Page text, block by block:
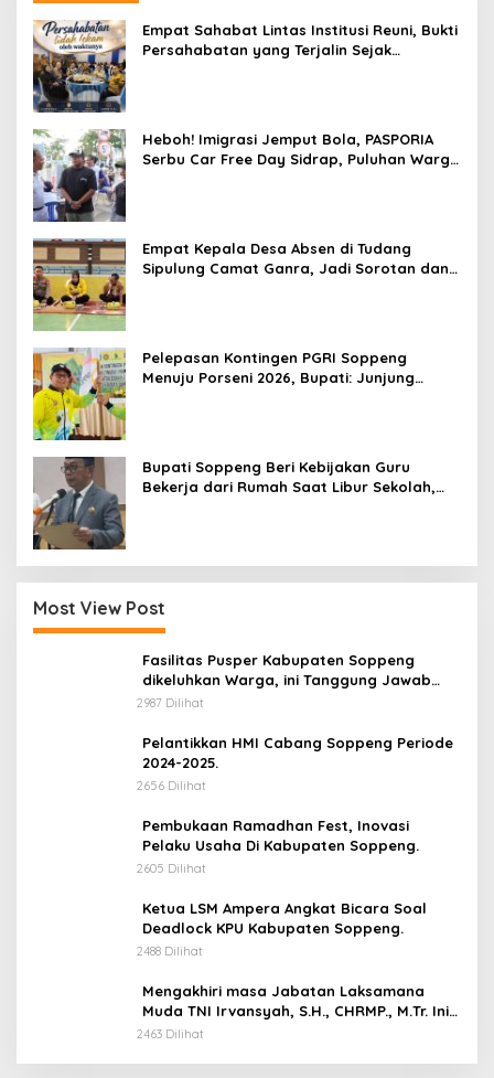
Empat Sahabat Lintas Institusi Reuni, Bukti
Persahabatan yang Terjalin Sejak
Heboh! Imigrasi Jemput Bola, PASPORIA
Serbu Car Free Day Sidrap, Puluhan Warga
Empat Kepala Desa Absen di Tudang
Sipulung Camat Ganra, Jadi Sorotan dan
Pelepasan Kontingen PGRI Soppeng
Menuju Porseni 2026, Bupati: Junjung
Bupati Soppeng Beri Kebijakan Guru
Bekerja dari Rumah Saat Libur Sekolah,
Most View Post
Fasilitas Pusper Kabupaten Soppeng
dikeluhkan Warga, ini Tanggung Jawab
Siapa.
2987 Dilihat
Pelantikkan HMI Cabang Soppeng Periode
2024-2025.
2656 Dilihat
Pembukaan Ramadhan Fest, Inovasi
Pelaku Usaha Di Kabupaten Soppeng.
2605 Dilihat
Ketua LSM Ampera Angkat Bicara Soal
Deadlock KPU Kabupaten Soppeng.
2488 Dilihat
Mengakhiri masa Jabatan Laksamana
Muda TNI Irvansyah, S.H., CHRMP., M.Tr. Ini
Pesannya.
2463 Dilihat